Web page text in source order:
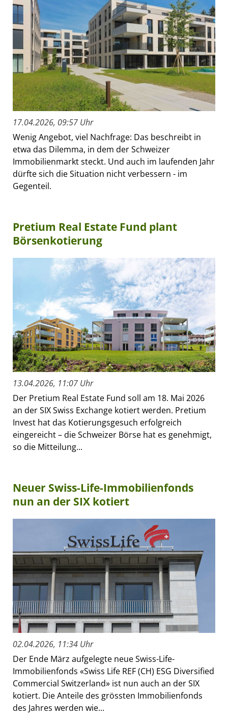
17.04.2026, 09:57 Uhr
Wenig Angebot, viel Nachfrage: Das beschreibt in
etwa das Dilemma, in dem der Schweizer
Immobilienmarkt steckt. Und auch im laufenden Jahr
dürfte sich die Situation nicht verbessern - im
Gegenteil.
Pretium Real Estate Fund plant
Börsenkotierung
13.04.2026, 11:07 Uhr
Der Pretium Real Estate Fund soll am 18. Mai 2026
an der SIX Swiss Exchange kotiert werden. Pretium
Invest hat das Kotierungsgesuch erfolgreich
eingereicht – die Schweizer Börse hat es genehmigt,
so die Mitteilung...
Neuer Swiss-Life-Immobilienfonds
nun an der SIX kotiert
02.04.2026, 11:34 Uhr
Der Ende März aufgelegte neue Swiss-Life-
Immobilienfonds «Swiss Life REF (CH) ESG Diversified
Commercial Switzerland» ist nun auch an der SIX
kotiert. Die Anteile des grössten Immobilienfonds
des Jahres werden wie...